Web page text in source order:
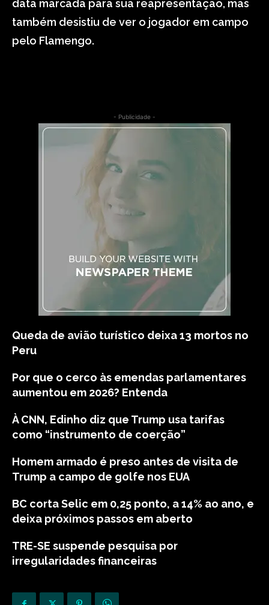
data marcada para sua reapresentação, mas
também desistiu de ver o jogador em campo
pelo Flamengo.
- Publicidade -
Queda de avião turístico deixa 13 mortos no
Peru
Por que o cerco às emendas parlamentares
aumentou em 2026? Entenda
À CNN, Edinho diz que Trump usa tarifas
como “instrumento de coerção”
Homem armado é preso antes de visita de
Trump a campo de golfe nos EUA
BC corta Selic em 0,25 ponto, a 14% ao ano, e
deixa próximos passos em aberto
TRE-SE suspende pesquisa por
irregularidades financeiras